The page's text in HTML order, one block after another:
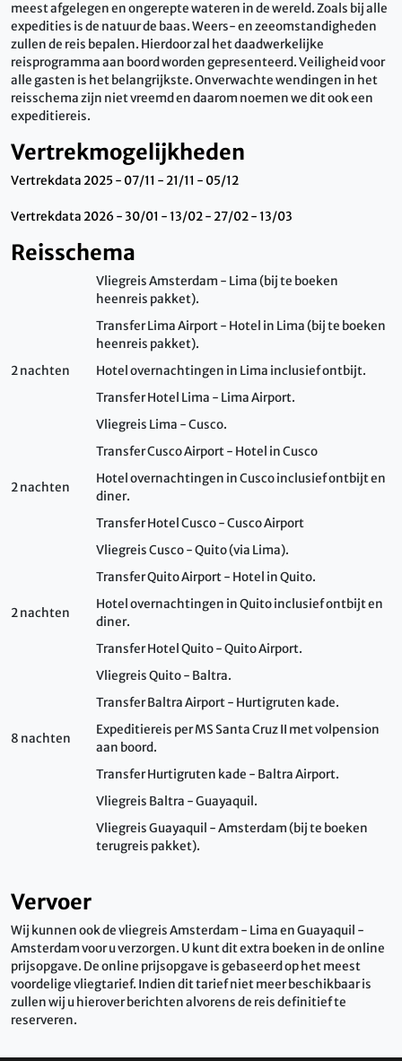
meest afgelegen en ongerepte wateren in de wereld. Zoals bij alle
expedities is de natuur de baas. Weers- en zeeomstandigheden
zullen de reis bepalen. Hierdoor zal het daadwerkelijke
reisprogramma aan boord worden gepresenteerd. Veiligheid voor
alle gasten is het belangrijkste. Onverwachte wendingen in het
reisschema zijn niet vreemd en daarom noemen we dit ook een
expeditiereis.
Vertrekmogelijkheden
Vertrekdata 2025 - 07/11 - 21/11 - 05/12
Vertrekdata 2026 - 30/01 - 13/02 - 27/02 - 13/03
Reisschema
Vliegreis Amsterdam - Lima (bij te boeken
heenreis pakket).
Transfer Lima Airport - Hotel in Lima (bij te boeken
heenreis pakket).
2 nachten
Hotel overnachtingen in Lima inclusief ontbijt.
Transfer Hotel Lima - Lima Airport.
Vliegreis Lima - Cusco.
Transfer Cusco Airport - Hotel in Cusco
2 nachten
Hotel overnachtingen in Cusco inclusief ontbijt en
diner.
Transfer Hotel Cusco - Cusco Airport
Vliegreis Cusco - Quito (via Lima).
Transfer Quito Airport - Hotel in Quito.
2 nachten
Hotel overnachtingen in Quito inclusief ontbijt en
diner.
Transfer Hotel Quito - Quito Airport.
Vliegreis Quito - Baltra.
Transfer Baltra Airport - Hurtigruten kade.
8 nachten
Expeditiereis per MS Santa Cruz II met volpension
aan boord.
Transfer Hurtigruten kade - Baltra Airport.
Vliegreis Baltra - Guayaquil.
Vliegreis Guayaquil - Amsterdam (bij te boeken
terugreis pakket).
Vervoer
Wij kunnen ook de vliegreis Amsterdam - Lima en Guayaquil -
Amsterdam voor u verzorgen. U kunt dit extra boeken in de online
prijsopgave. De online prijsopgave is gebaseerd op het meest
voordelige vliegtarief. Indien dit tarief niet meer beschikbaar is
zullen wij u hierover berichten alvorens de reis definitief te
reserveren.